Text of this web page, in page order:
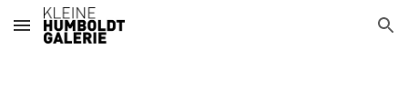
Skip to main content Skip to navigation